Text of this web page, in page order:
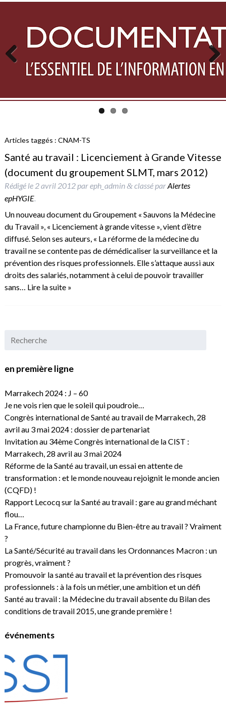
Previous Next
Articles taggés : CNAM-TS
Santé au travail : Licenciement à Grande Vitesse
(document du groupement SLMT, mars 2012)
Rédigé le 2 avril 2012pareph_admin &classé parAlertes
epHYGIE.
Un nouveau document du Groupement « Sauvons la Médecine
du Travail », « Licenciement à grande vitesse », vient d’être
diffusé. Selon ses auteurs, « La réforme de la médecine du
travail ne se contente pas de démédicaliser la surveillance et la
prévention des risques professionnels. Elle s’attaque aussi aux
droits des salariés, notamment à celui de pouvoir travailler
sans… Lire la suite »
en première ligne
Marrakech 2024 : J – 60
Je ne vois rien que le soleil qui poudroie…
Congrès international de Santé au travail de Marrakech, 28
avril au 3 mai 2024 : dossier de partenariat
Invitation au 34ème Congrès international de la CIST :
Marrakech, 28 avril au 3 mai 2024
Réforme de la Santé au travail, un essai en attente de
transformation : et le monde nouveau rejoignit le monde ancien
(CQFD) !
Rapport Lecocq sur la Santé au travail : gare au grand méchant
flou…
La France, future championne du Bien-être au travail ? Vraiment
?
La Santé/Sécurité au travail dans les Ordonnances Macron : un
progrès, vraiment ?
Promouvoir la santé au travail et la prévention des risques
professionnels : à la fois un métier, une ambition et un défi
Santé au travail : la Médecine du travail absente du Bilan des
conditions de travail 2015, une grande première !
événements